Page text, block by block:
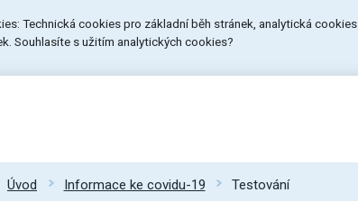
Technická cookies pro základní běh stránek, analytická cookies
Souhlasíte s užitím analytických cookies?
Úvod Informace ke covidu-19 Testování